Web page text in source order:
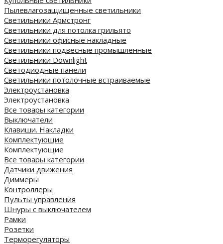
Пылевлагозащищенные светильники
Светильники Армстронг
Светильники для потолка грильято
Светильники офисные накладные
Светильники подвесные промышленные
Светильники Downlight
Светодиодные панели
Cветильники потолочные встраиваемые
Электроустановка
Электроустановка
Все товары категории
Выключатели
Клавиши. Накладки
Комплектующие
Комплектующие
Все товары категории
Датчики движения
Диммеры
Контроллеры
Пульты управления
Шнуры с выключателем
Рамки
Розетки
Терморегуляторы